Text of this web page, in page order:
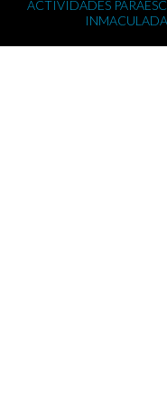
ACTIVIDADES